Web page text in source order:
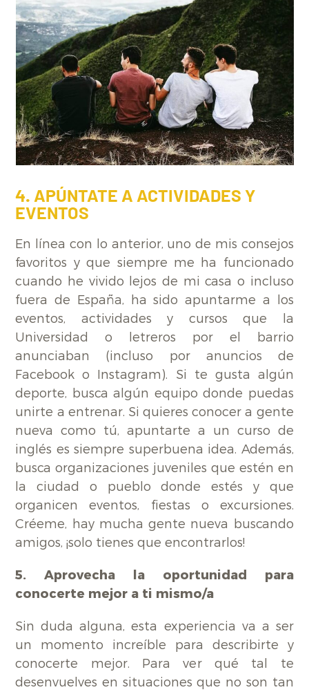
4. APÚNTATE A ACTIVIDADES Y
EVENTOS
En línea con lo anterior, uno de mis consejos
favoritos y que siempre me ha funcionado
cuando he vivido lejos de mi casa o incluso
fuera de España, ha sido apuntarme a los
eventos, actividades y cursos que la
Universidad o letreros por el barrio
anunciaban (incluso por anuncios de
Facebook o Instagram). Si te gusta algún
deporte, busca algún equipo donde puedas
unirte a entrenar. Si quieres conocer a gente
nueva como tú, apuntarte a un curso de
inglés es siempre superbuena idea. Además,
busca organizaciones juveniles que estén en
la ciudad o pueblo donde estés y que
organicen eventos, fiestas o excursiones.
Créeme, hay mucha gente nueva buscando
amigos, ¡solo tienes que encontrarlos!
5. Aprovecha la oportunidad para
conocerte mejor a ti mismo/a
Sin duda alguna, esta experiencia va a ser
un momento increíble para describirte y
conocerte mejor. Para ver qué tal te
desenvuelves en situaciones que no son tan